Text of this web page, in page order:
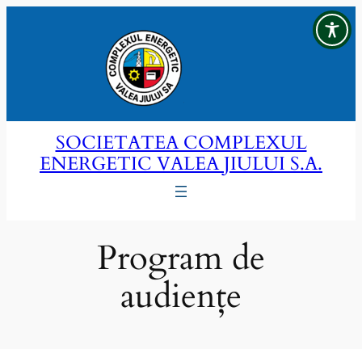
SOCIETATEA COMPLEXUL
ENERGETIC VALEA JIULUI S.A.
Program de
audiențe